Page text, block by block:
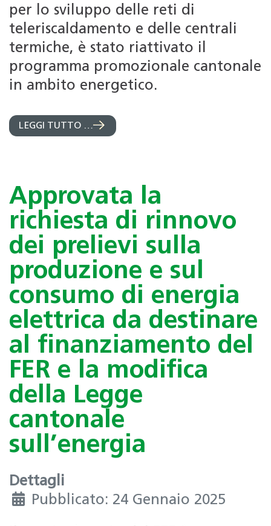
per lo sviluppo delle reti di
teleriscaldamento e delle centrali
termiche, è stato riattivato il
programma promozionale cantonale
in ambito energetico.
LEGGI TUTTO …
Approvata la
richiesta di rinnovo
dei prelievi sulla
produzione e sul
consumo di energia
elettrica da destinare
al finanziamento del
FER e la modifica
della Legge
cantonale
sull’energia
Dettagli
Pubblicato: 24 Gennaio 2025